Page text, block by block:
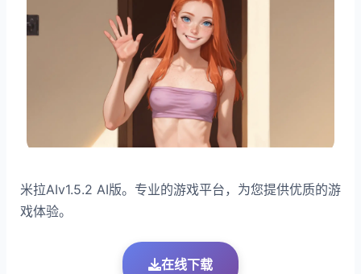
米拉AIv1.5.2 AI版。专业的游戏平台，为您提供优质的游
戏体验。
在线下载